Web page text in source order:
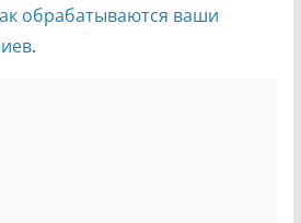
обрабатываются ваши
.